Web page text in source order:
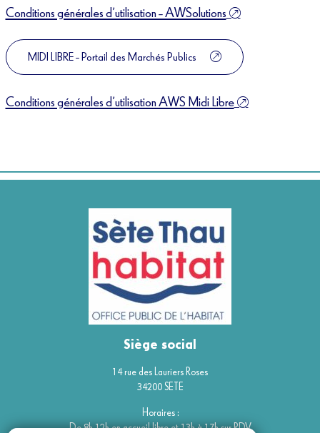
Conditions générales d’utilisation – AWSolutions
MIDI LIBRE – Portail des Marchés Publics
Conditions générales d’utilisation AWS Midi Libre
Siège social
14 rue des Lauriers Roses
34200 SETE
Horaires :
De 8h-12h en accueil libre et 13h à 17h sur RDV